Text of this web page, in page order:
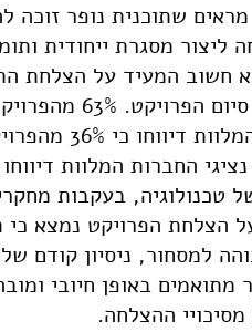
שתוכנית נופר
ליצור מסגרת ייחודית
חשוב המעיד על הצלחת
ממשיכה
נציגי
החברות המלוות
טכנולוגיה, בעקבות
הצלחת הפרויקט נמצא
למסחור, ניסיון קודם
באופן חיובי
ההצלחה.